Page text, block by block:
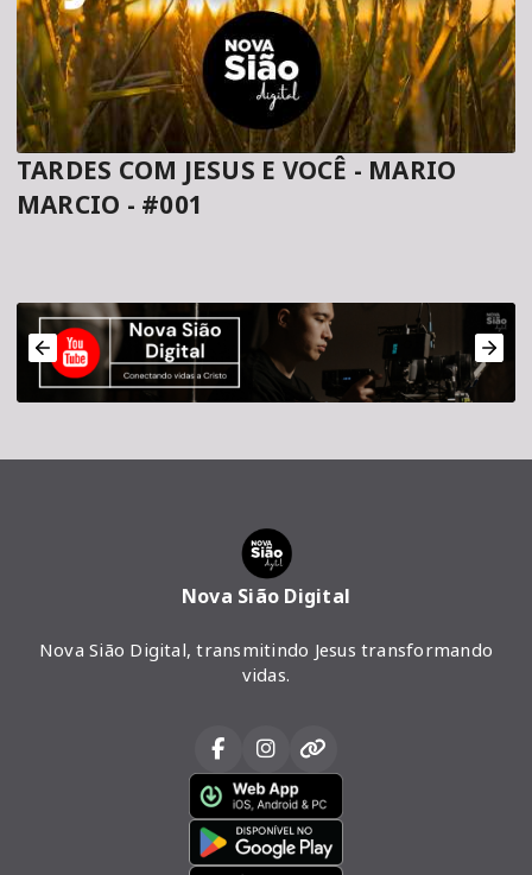
TARDES COM JESUS E VOCÊ - MARIO
MARCIO - #001
Nova Sião Digital
Nova Sião Digital, transmitindo Jesus transformando
vidas.